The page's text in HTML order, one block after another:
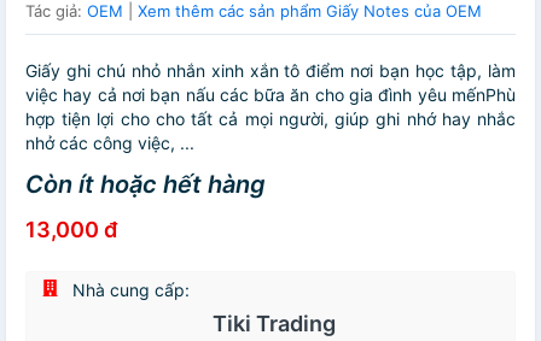
Tác giả: OEM Xem thêm các sản phẩm Giấy Notes của OEM
Giấy ghi chú nhỏ nhắn xinh xắn tô điểm nơi bạn học tập, làm
việc hay cả nơi bạn nấu các bữa ăn cho gia đình yêu mếnPhù
hợp tiện lợi cho cho tất cả mọi người, giúp ghi nhớ hay nhắc
nhở các công việc, ...
Còn ít hoặc hết hàng
13,000 đ
Nhà cung cấp:
Tiki Trading